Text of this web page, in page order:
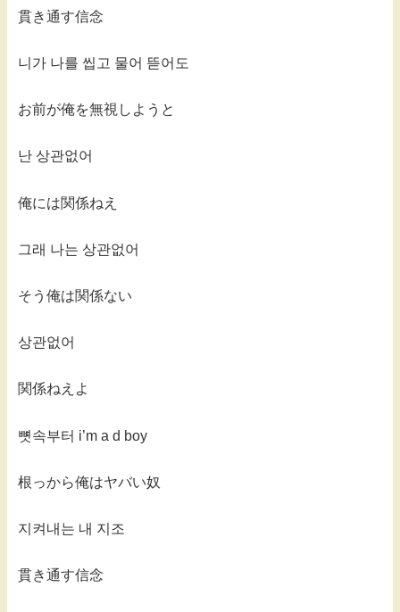
貫き通す信念
니가 나를 씹고 물어 뜯어도
お前が俺を無視しようと
난 상관없어
俺には関係ねえ
그래 나는 상관없어
そう俺は関係ない
상관없어
関係ねえよ
뼛속부터 i’m a d boy
根っから俺はヤバい奴
지켜내는 내 지조
貫き通す信念